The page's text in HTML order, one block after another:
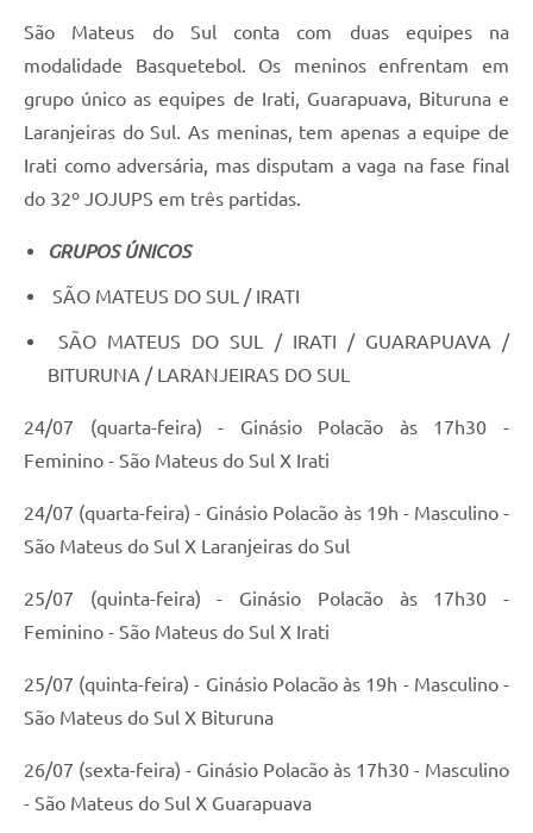
Previdência Complementar
Cadastro para Castração
Telefones Prefeitura Municipal
Feriados Municipais
Imprensa
Telefones Postos de Saúde
Plantão das Funerárias
Recebimento de Recursos
Serviço de Informação ao Cidadão
Galeria de Fotos
Iluminação Pública
Carta de Serviços
Galeria de Vídeos
Projetos
São Mateus do Sul conta com duas equipes na
modalidade Basquetebol. Os meninos enfrentam em
grupo único as equipes de Irati, Guarapuava, Bituruna e
Laranjeiras do Sul. As meninas, tem apenas a equipe de
Irati como adversária, mas disputam a vaga na fase final
do 32º JOJUPS em três partidas.
GRUPOS ÚNICOS
SÃO MATEUS DO SUL / IRATI
SÃO MATEUS DO SUL / IRATI / GUARAPUAVA /
BITURUNA / LARANJEIRAS DO SUL
24/07 (quarta-feira) - Ginásio Polacão às 17h30 -
Feminino - São Mateus do Sul X Irati
24/07 (quarta-feira) - Ginásio Polacão às 19h - Masculino -
São Mateus do Sul X Laranjeiras do Sul
25/07 (quinta-feira) - Ginásio Polacão às 17h30 -
Feminino - São Mateus do Sul X Irati
25/07 (quinta-feira) - Ginásio Polacão às 19h - Masculino -
São Mateus do Sul X Bituruna
26/07 (sexta-feira) - Ginásio Polacão às 17h30 - Masculino
- São Mateus do Sul X Guarapuava